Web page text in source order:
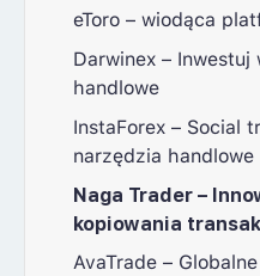
eToro – wiodąca
Darwinex –
handlowe
InstaForex – Social
narzędzia handlowe
Naga Trader –
kopiowania
AvaTrade –